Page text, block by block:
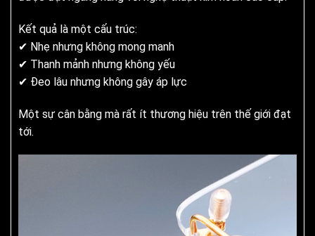
Kết quả là một cấu trúc:
✔ Nhẹ nhưng không mong manh
✔ Thanh mảnh nhưng không yếu
✔ Đeo lâu nhưng không gây áp lực
Một sự cân bằng mà rất ít thương hiệu trên thế giới đạt
tới.